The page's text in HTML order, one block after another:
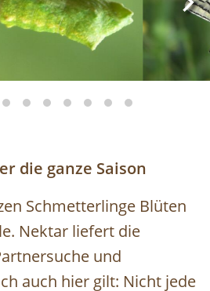
die ganze Saison
Schmetterlinge Blüten
Nektar liefert die
und
auch hier gilt: Nicht jede